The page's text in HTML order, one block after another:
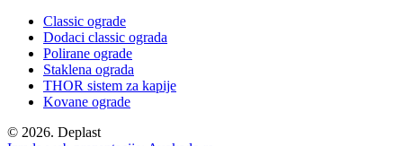
Classic ograde
Dodaci classic ograda
Polirane ograde
Staklena ograda
THOR sistem za kapije
Kovane ograde
© 2026. Deplast